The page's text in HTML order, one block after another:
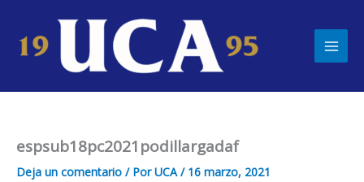
contenido
espsub18pc2021podillargadaf
Deja un comentario / PorUCA/ 16 marzo, 2021